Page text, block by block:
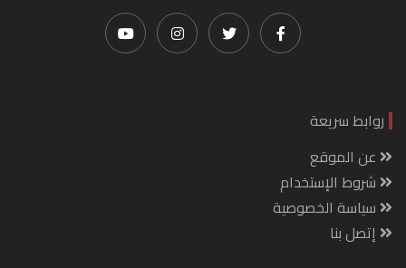
روابط سريعة
عن الموقع
شروط الإستخدام
سياسة الخصوصية
إتصل بنا